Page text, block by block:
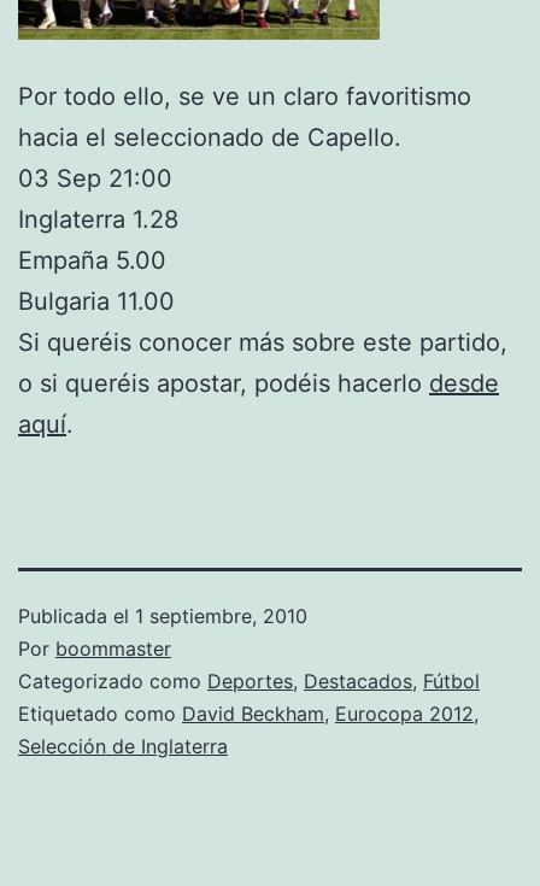
Por todo ello, se ve un claro favoritismo
hacia el seleccionado de Capello.
03 Sep 21:00
Inglaterra 1.28
Empaña 5.00
Bulgaria 11.00
Si queréis conocer más sobre este partido,
o si queréis apostar, podéis hacerlo desde
aquí.
Publicada el 1 septiembre, 2010
Por boommaster
Categorizado como Deportes, Destacados, Fútbol
Etiquetado como David Beckham, Eurocopa 2012,
Selección de Inglaterra